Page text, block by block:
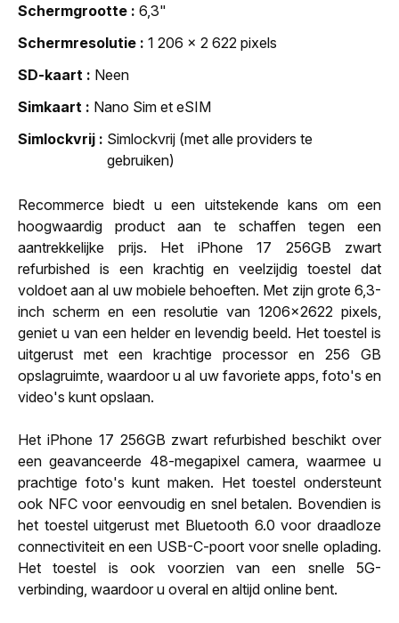
Schermgrootte
6,3"
Schermresolutie
1 206 x 2 622 pixels
SD-kaart
Neen
Simkaart
Nano Sim et eSIM
Simlockvrij
Simlockvrij (met alle providers te
gebruiken)
Recommerce biedt u een uitstekende kans om een
hoogwaardig product aan te schaffen tegen een
aantrekkelijke prijs. Het iPhone 17 256GB zwart
refurbished is een krachtig en veelzijdig toestel dat
voldoet aan al uw mobiele behoeften. Met zijn grote 6,3-
inch scherm en een resolutie van 1206x2622 pixels,
geniet u van een helder en levendig beeld. Het toestel is
uitgerust met een krachtige processor en 256 GB
opslagruimte, waardoor u al uw favoriete apps, foto's en
video's kunt opslaan.
Het iPhone 17 256GB zwart refurbished beschikt over
een geavanceerde 48-megapixel camera, waarmee u
prachtige foto's kunt maken. Het toestel ondersteunt
ook NFC voor eenvoudig en snel betalen. Bovendien is
het toestel uitgerust met Bluetooth 6.0 voor draadloze
connectiviteit en een USB-C-poort voor snelle oplading.
Het toestel is ook voorzien van een snelle 5G-
verbinding, waardoor u overal en altijd online bent.